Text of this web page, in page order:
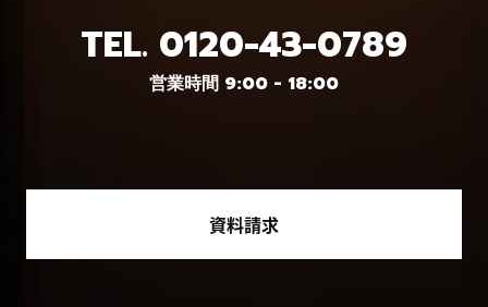
TEL. 0120-43-0789
営業時間 9:00 - 18:00
資料請求